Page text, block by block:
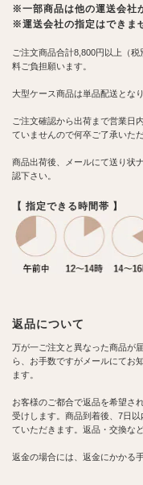
※一部商品は他の運送会社
※運送会社の指定はできま
ご注文商品合計8,800円以上（
料ご負担願います。
大型ケース商品は単品配送とな
ご注文確認から出荷まで営業日
ていませんので何卒ご了承いた
商品出荷後、メールにて送り状
認下さい。
【 指定できる時間帯 】
返品について
万が一ご注文と異なった商品が
ら、お手数ですがメールにてお
ます。
お客様のご都合で返品を希望さ
受けします。商品到着後、7日
ていただきます。返品・交換な
返金の場合には、返金にかかる